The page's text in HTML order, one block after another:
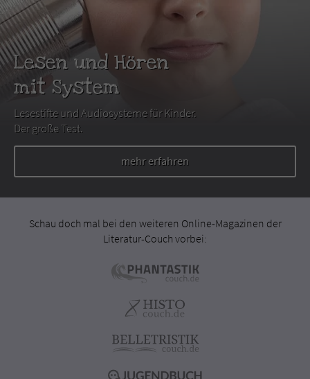
Lesen und Hören
mit System
Lesestifte und Audiosysteme für Kinder.
Der große Test.
mehr erfahren
Schau doch mal bei den weiteren Online-Magazinen der
Literatur-Couch vorbei: